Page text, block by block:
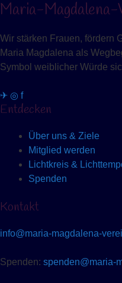
Maria-Magdalena-
Wir stärken Frauen, fördern
Maria Magdalena als
Symbol weiblicher Würde
✈ ◎ f
Entdecken
Über uns & Ziele
Mitglied werden
Lichtkreis &
Spenden
Kontakt
info@maria-magdalena-
Spenden: spenden@maria-